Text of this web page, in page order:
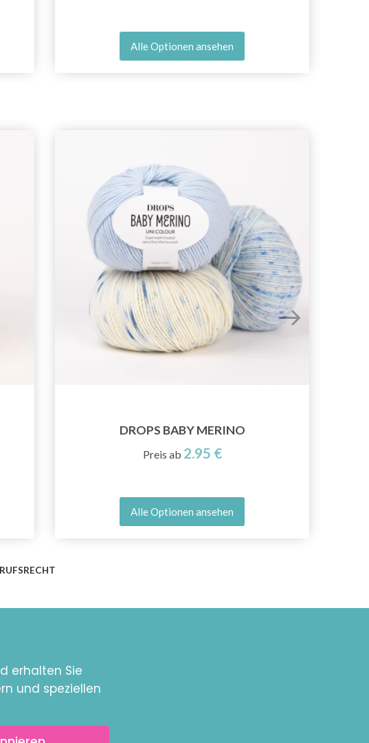
Alle Optionen ansehen
DROPS BABY MERINO
Preis ab 2.95 €
Alle Optionen ansehen
erhalten Sie
und speziellen